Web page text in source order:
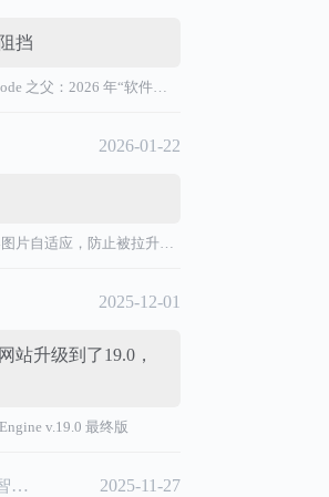
挡
父：2026 年“软件工程师”退出历史舞台
2026-01-22
片自适应，防止被拉升变形
2025-12-01
站升级到了19.0，
v.19.0 最终版
Rocky-吉开-智能汽车 2025-11-27